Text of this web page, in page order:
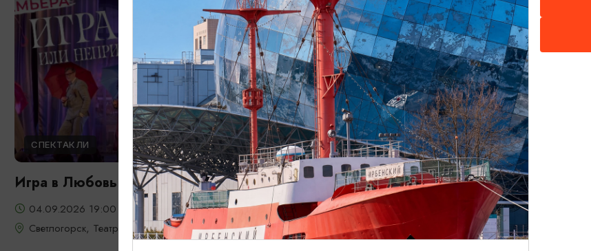
СПЕКТАКЛИ
Игра в Любовь
04.09.2026 19:00
Светлогорск, Театр эстрады «Янтарь-холл»
СПЕКТАКЛИ
Линия соприкосновения
04.09.2026 19:00
Калининград, Калининградский областной музыкальный